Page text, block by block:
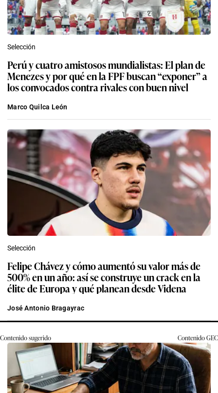
Selección
Perú y cuatro amistosos mundialistas: El plan de
Menezes y por qué en la FPF buscan “exponer” a
los convocados contra rivales con buen nivel
Marco Quilca León
Selección
Felipe Chávez y cómo aumentó su valor más de
500% en un año: así se construye un crack en la
élite de Europa y qué planean desde Videna
José Antonio Bragayrac
Contenido sugerido ContenidoGEC